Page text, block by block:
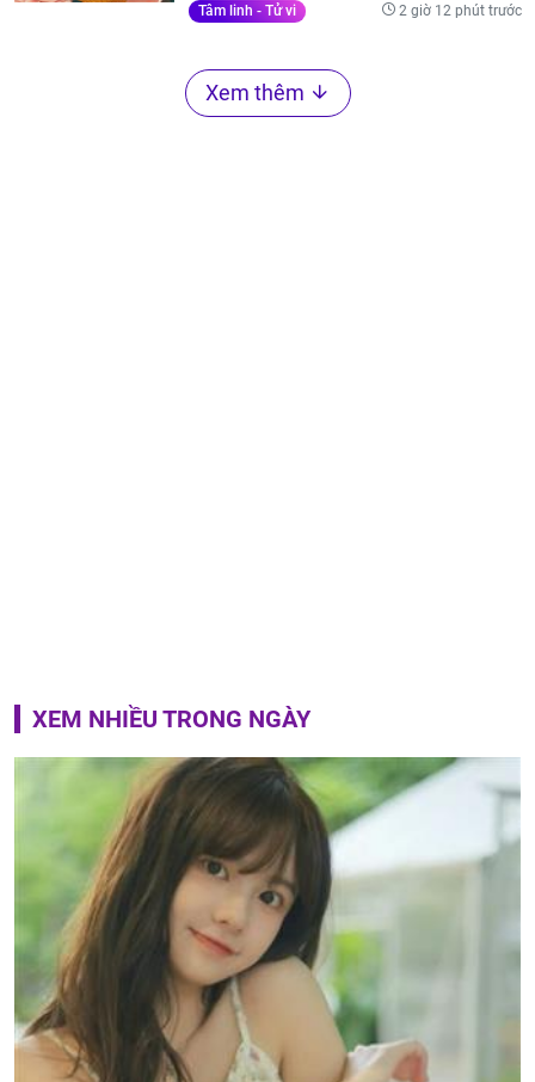
Tâm linh - Tử vi 2 giờ 12 phút trước
Xem thêm
XEM NHIỀU TRONG NGÀY